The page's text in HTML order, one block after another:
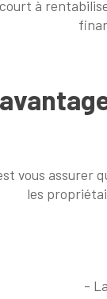
à
vous
les
-